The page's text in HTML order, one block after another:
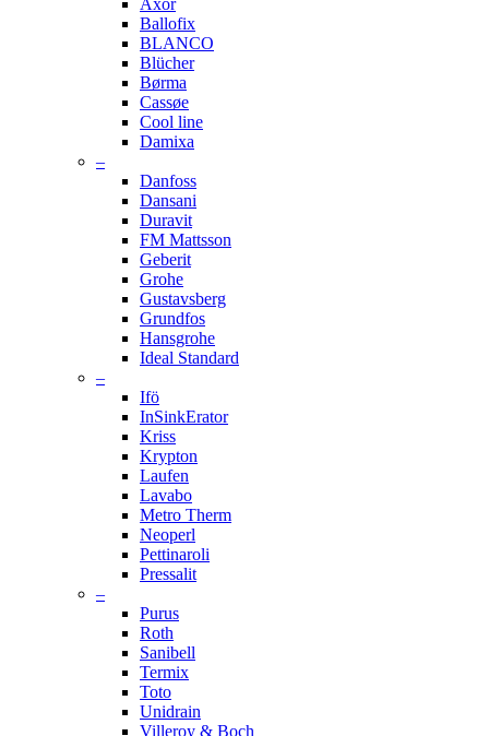
Axor
Ballofix
BLANCO
Blücher
Børma
Cassøe
Cool line
Damixa
–
Danfoss
Dansani
Duravit
FM Mattsson
Geberit
Grohe
Gustavsberg
Grundfos
Hansgrohe
Ideal Standard
–
Ifö
InSinkErator
Kriss
Krypton
Laufen
Lavabo
Metro Therm
Neoperl
Pettinaroli
Pressalit
–
Purus
Roth
Sanibell
Termix
Toto
Unidrain
Villeroy & Boch